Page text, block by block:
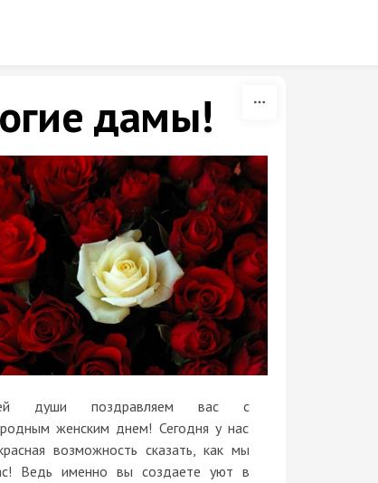
дамы!
души поздравляем вас с
женским днем! Сегодня у нас
возможность сказать, как мы
Ведь именно вы создаете уют в